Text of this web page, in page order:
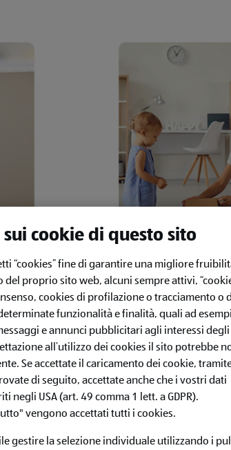
GIOCHI PER BAMBINI
cookie di questo sito
“cookies” fine di garantire una migliore
del proprio sito web, alcuni sempre attivi,
cookies di profilazione o tracciamento o
funzionalità e finalità, quali ad
e annunci pubblicitari agli interessi
all’utilizzo dei cookies il sito potrebbe
Se accettate il caricamento dei cookie,
di seguito, accettate anche che i vostri dati
negli USA (art. 49 comma 1 lett. a GDPR).
vengono accettati tutti i cookies.
gestire la selezione individuale utilizzando i